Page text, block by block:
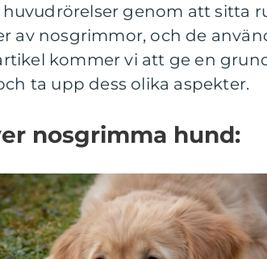
genom att sitta
av nosgrimmor, och de
kommer vi att ge en
ta upp dess olika aspekter.
nosgrimma hund: